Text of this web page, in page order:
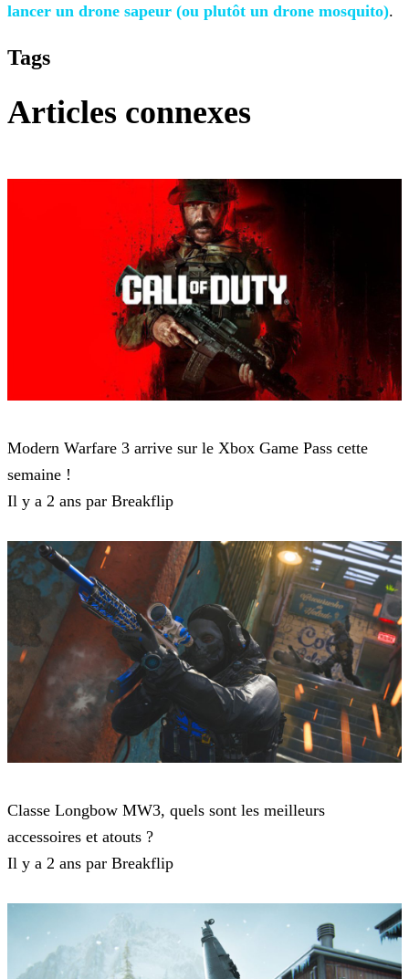
lancer un drone sapeur (ou plutôt un drone mosquito).
Tags
Articles connexes
Modern Warfare 3 arrive sur le Xbox Game Pass cette
semaine !
Il y a 2 ans par Breakflip
Classe Longbow MW3, quels sont les meilleurs
accessoires et atouts ?
Il y a 2 ans par Breakflip